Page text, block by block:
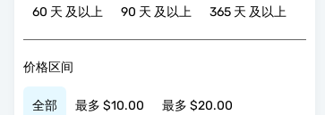
60 天 及以上 90 天 及以上 365 天 及以上
价格区间
全部 最多 $10.00 最多 $20.00